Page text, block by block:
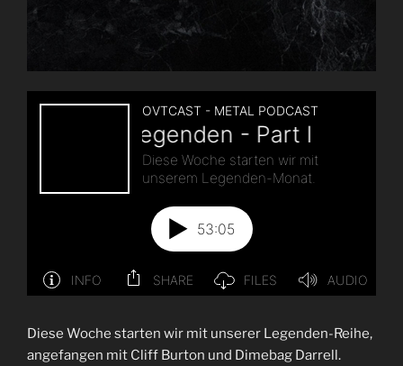
Diese Woche starten wir mit unserer Legenden-Reihe,
angefangen mit Cliff Burton und Dimebag Darrell.